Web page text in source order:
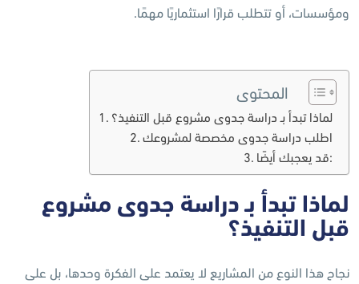
ومؤسسات، أو تتطلب قرارًا استثماريًا مهمًا.
المحتوى
لماذا تبدأ بـ دراسة جدوى مشروع قبل التنفيذ؟
اطلب دراسة جدوى مخصصة لمشروعك
قد يعجبك أيضًا:
لماذا تبدأ بـ دراسة جدوى مشروع
قبل التنفيذ؟
نجاح هذا النوع من المشاريع لا يعتمد على الفكرة وحدها، بل على